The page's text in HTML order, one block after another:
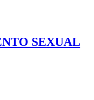
SEXUAL